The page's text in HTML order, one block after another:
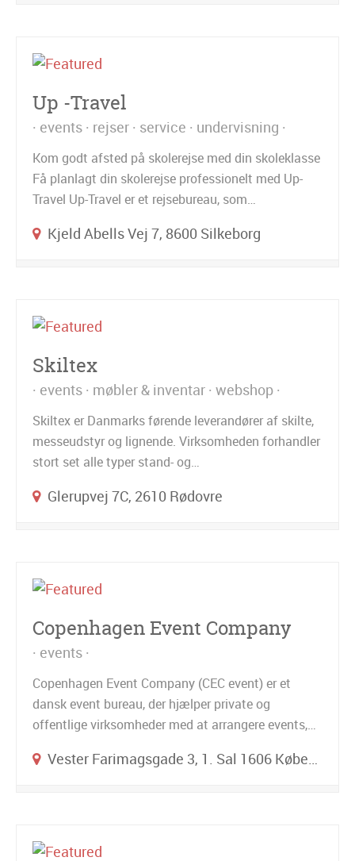
Up -Travel
events rejser service undervisning
Kom godt afsted på skolerejse med din skoleklasse
Få planlagt din skolerejse professionelt med Up-
Travel Up-Travel er et rejsebureau, som…
Kjeld Abells Vej 7, 8600 Silkeborg
Skiltex
events møbler & inventar webshop
Skiltex er Danmarks førende leverandører af skilte,
messeudstyr og lignende. Virksomheden forhandler
stort set alle typer stand- og…
Glerupvej 7C, 2610 Rødovre
Copenhagen Event Company
events
Copenhagen Event Company (CEC event) er et
dansk event bureau, der hjælper private og
offentlige virksomheder med at arrangere events,…
Vester Farimagsgade 3, 1. Sal 1606 København V